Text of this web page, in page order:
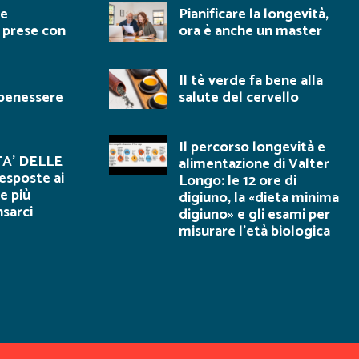
con
DELLE
ai
più
Pianificare la longevità,
ora è anche un master
Il tè verde fa bene alla
salute del cervello
Il percorso longevità e
alimentazione di Valter
Longo: le 12 ore di
digiuno, la «dieta minima
digiuno» e gli esami per
misurare l’età biologica